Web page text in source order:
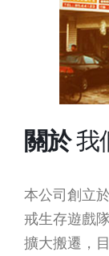
關於我
本公司創立
戒生存遊戲
擴大搬遷，